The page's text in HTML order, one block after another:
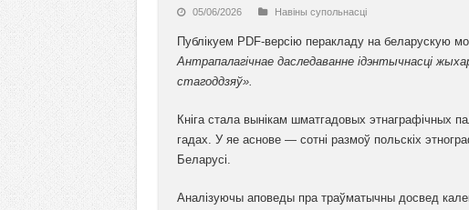
05/06/2026 Навiны супольнасцi
Публікуем PDF-версію перакладу на беларускую
Антрапалагічнае даследаванне ідэнтычнасці
стагоддзяў».
Кніга стала вынікам шматгадовых этнаграфічных
гадах. У яе аснове — сотні размоў польскіх
Беларусі.
Аналізуючы аповеды пра траўматычны досвед